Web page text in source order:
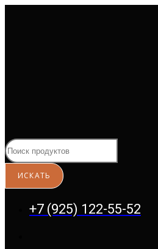
+7 (925) 122-55-52